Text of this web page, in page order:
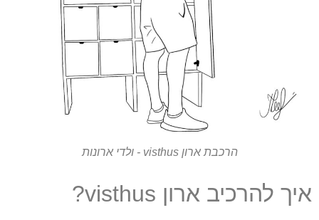
הרכבת ארון visthus - ולדי ארונות
איך להרכיב ארון visthus?